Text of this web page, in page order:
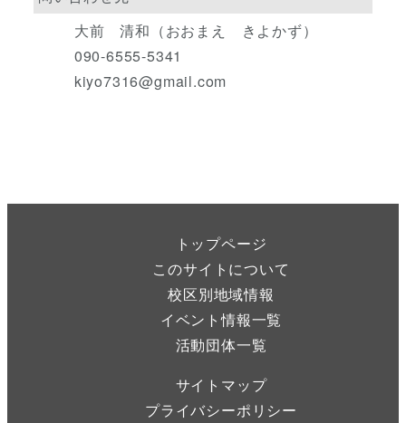
大前 清和（おおまえ きよかず）
090-6555-5341
kiyo7316@gmail.com
トップページ
このサイトについて
校区別地域情報
イベント情報一覧
活動団体一覧
サイトマップ
プライバシーポリシー